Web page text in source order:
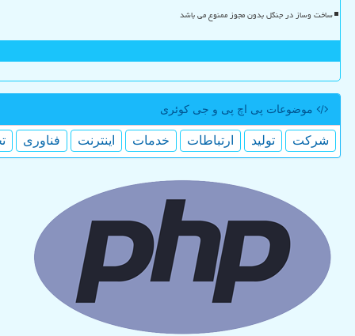
ساخت وساز در جنگل بدون مجوز ممنوع می باشد
موضوعات پی اچ پی و جی كوئری
شركت تولید ارتباطات خدمات اینترنت فناوری